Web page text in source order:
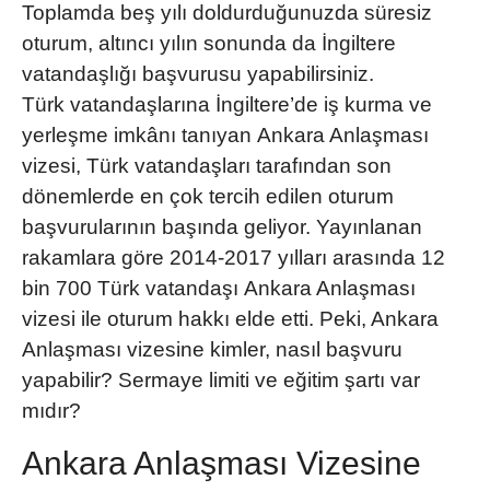
Toplamda beş yılı doldurduğunuzda süresiz
oturum, altıncı yılın sonunda da İngiltere
vatandaşlığı başvurusu yapabilirsiniz.
Türk vatandaşlarına İngiltere’de iş kurma ve
yerleşme imkânı tanıyan Ankara Anlaşması
vizesi, Türk vatandaşları tarafından son
dönemlerde en çok tercih edilen oturum
başvurularının başında geliyor. Yayınlanan
rakamlara göre 2014-2017 yılları arasında 12
bin 700 Türk vatandaşı Ankara Anlaşması
vizesi ile oturum hakkı elde etti. Peki, Ankara
Anlaşması vizesine kimler, nasıl başvuru
yapabilir? Sermaye limiti ve eğitim şartı var
mıdır?
Ankara Anlaşması Vizesine